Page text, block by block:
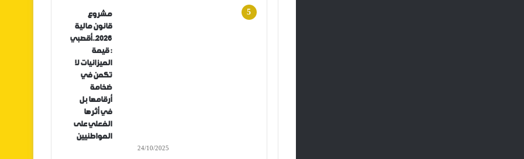
مشروع
قانون مالية
2026..أقصبي
: قيمة
الميزانيات لا
تكمن في
ضخامة
أرقامها بل
في أثرها
الفعلي على
المواطنيين
24/10/2025